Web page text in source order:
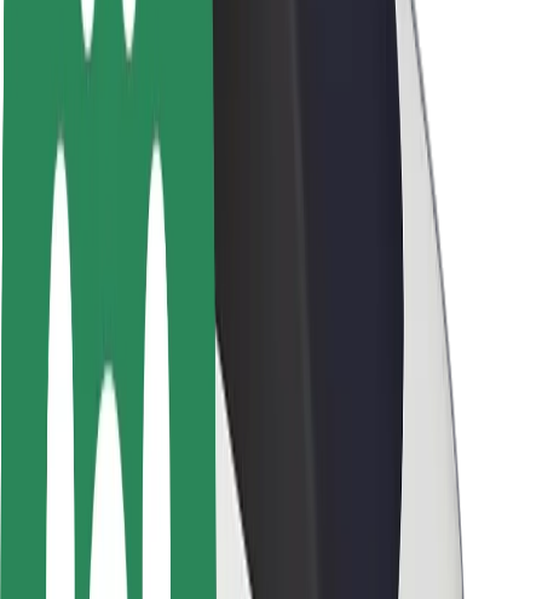
ბრენდი
მედია
უსაფრთხოება
მგზავრების უსაფრთხოება
მძღოლების უსაფრთხოება
სკუტერის უსაფრთხოება
უსაფრთხოება
ქალაქები
ლოკაციები
ქალაქი უკეთესობისკენ
აეროპორტები
Bolt-ის დასატენი სადგური
მხარდაჭერა